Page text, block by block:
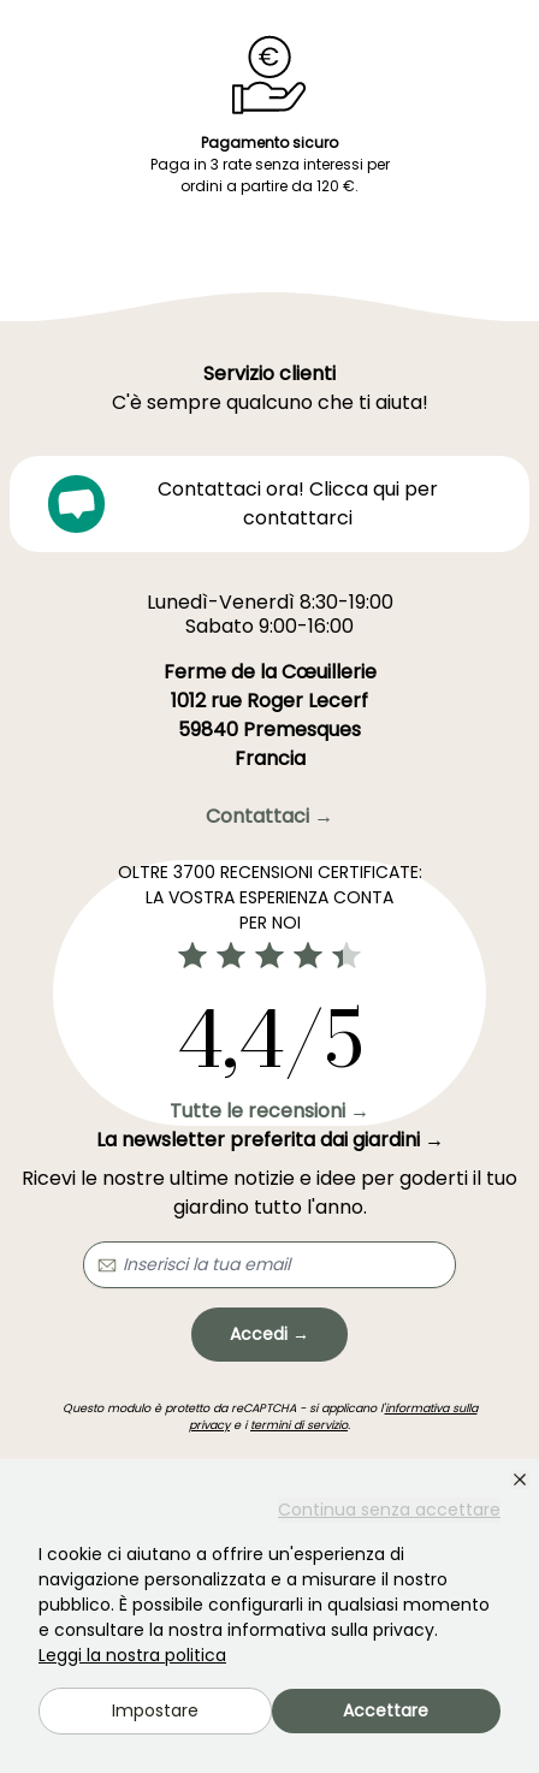
Continua senza accettare
I cookie ci aiutano a offrire un'esperienza di
navigazione personalizzata e a misurare il nostro
pubblico. È possibile configurarli in qualsiasi momento
e consultare la nostra informativa sulla privacy.
Leggi la nostra politica
Impostare Accettare
Pagamento sicuro
Paga in 3 rate senza interessi per
ordini a partire da 120 €.
Servizio clienti
C'è sempre qualcuno che ti aiuta!
Contattaci ora! Clicca qui per
contattarci
Lunedì-Venerdì 8:30-19:00
Sabato 9:00-16:00
Ferme de la Cœuillerie
1012 rue Roger Lecerf
59840 Premesques
Francia
Contattaci →
OLTRE 3700 RECENSIONI CERTIFICATE:
LA VOSTRA ESPERIENZA CONTA
PER NOI
4,4/5
Tutte le recensioni →
La newsletter preferita dai giardini →
Ricevi le nostre ultime notizie e idee per goderti il tuo
giardino tutto l'anno.
Accedi →
Questo modulo è protetto da reCAPTCHA - si applicano l'informativa sulla
privacye itermini di servizio.
Non hai trovato quello che cercavi?